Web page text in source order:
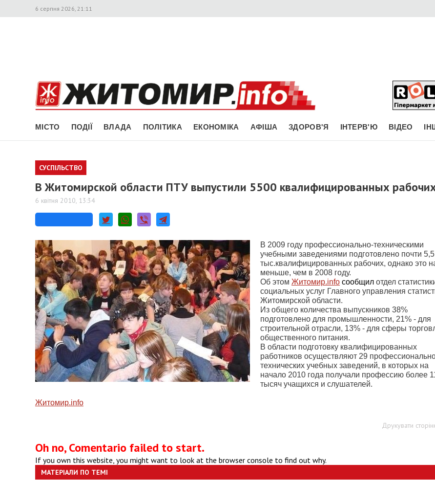
6 серпня 2026, 21:11
МІСТО ПОДІЇ ВЛАДА ПОЛІТИКА ЕКОНОМІКА АФІША ЗДОРОВ'Я ІНТЕРВ'Ю ВІДЕО
СУСПІЛЬСТВО
В Житомирской области ПТУ выпустили 5500 квалифицированных
6 квітня 2010, 13:34
В 2009 году профессионально-техническими
учебными заведениями подготовлено почти 5,5
тыс.квалифицированных рабочих, однако это
меньше, чем в 2008 году.
Об этом Житомир.info сообщил отдел
социальных услуг Главного управления
Житомирской области.
Из общего количества выпускников 38%
подготовлено для промышленности, 21% - для
строительной отрасли, 13% - для сферы
общественного питания.
В области подготовку квалифицированных
работников осуществляют 29
технических учебных заведений, в которых на
начало 2010 года получали профессию более
тысяч учащихся и слушателей.
Житомир.info
Друкувати
Oh no, Comentario failed to start.
If you own this website, you might want to look at the browser console to find out why.
МАТЕРІАЛИ ПО ТЕМІ